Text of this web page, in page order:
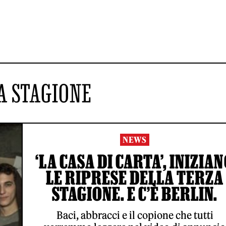
STAGIONE
NEWS
‘LA CASA DI CARTA’,
LE RIPRESE DELLA TERZA
STAGIONE. E C’È BERLIN.
Baci, abbracci e il copione che tutti